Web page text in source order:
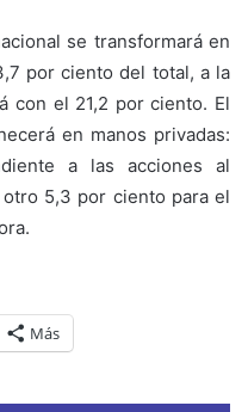
se transformará en
por ciento del total, a la
con el 21,2 por ciento. El
en manos privadas:
a las acciones al
5,3 por ciento para el
Más